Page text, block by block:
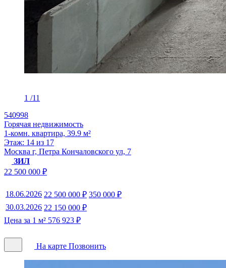
1 /11
540998
Горячая недвижимость
1-комн. квартира, 39.9 м²
Этаж: 14 из 17
Москва г, Петра Кончаловского ул, 7
ЗИЛ
22 500 000 ₽
18.06.2026 22 500 000 ₽ 350 000 ₽
30.03.2026 22 150 000 ₽
Цена за 1 м² 576 923 ₽
На карте Позвонить